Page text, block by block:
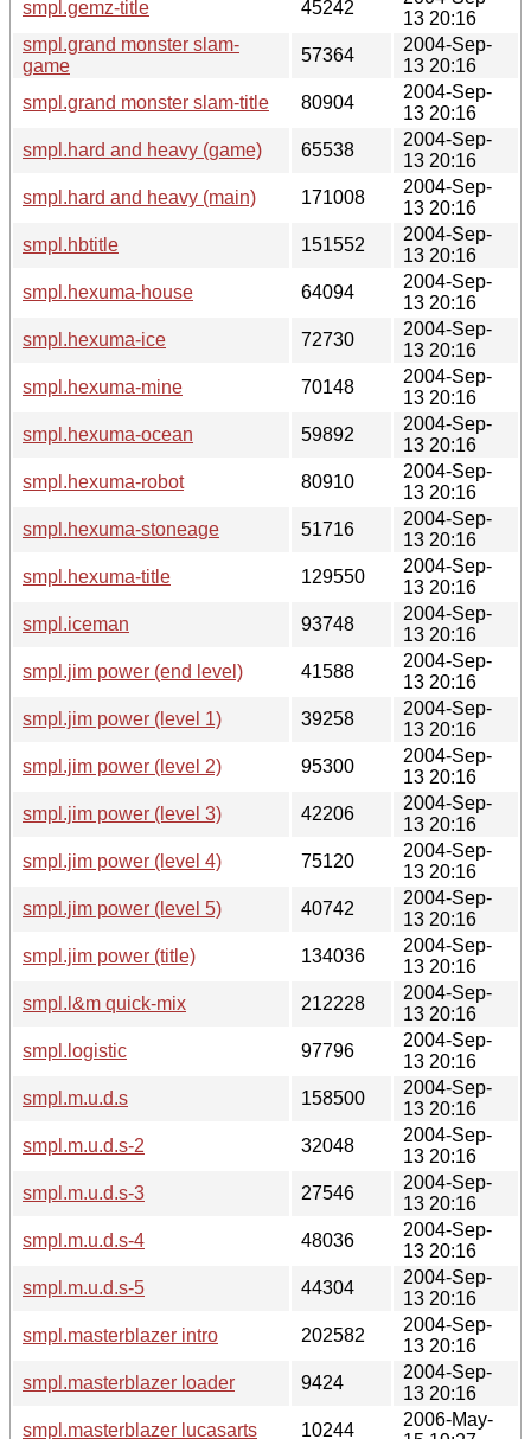
smpl.gemz-title 45242
13 20:16
smpl.grand monster slam-
game
57364
2004-Sep-
13 20:16
smpl.grand monster slam-title
80904
2004-Sep-
13 20:16
smpl.hard and heavy (game)
65538
2004-Sep-
13 20:16
smpl.hard and heavy (main)
171008
2004-Sep-
13 20:16
smpl.hbtitle
151552
2004-Sep-
13 20:16
smpl.hexuma-house
64094
2004-Sep-
13 20:16
smpl.hexuma-ice
72730
2004-Sep-
13 20:16
smpl.hexuma-mine
70148
2004-Sep-
13 20:16
smpl.hexuma-ocean
59892
2004-Sep-
13 20:16
smpl.hexuma-robot
80910
2004-Sep-
13 20:16
smpl.hexuma-stoneage
51716
2004-Sep-
13 20:16
smpl.hexuma-title
129550
2004-Sep-
13 20:16
smpl.iceman
93748
2004-Sep-
13 20:16
smpl.jim power (end level)
41588
2004-Sep-
13 20:16
smpl.jim power (level 1)
39258
2004-Sep-
13 20:16
smpl.jim power (level 2)
95300
2004-Sep-
13 20:16
smpl.jim power (level 3)
42206
2004-Sep-
13 20:16
smpl.jim power (level 4)
75120
2004-Sep-
13 20:16
smpl.jim power (level 5)
40742
2004-Sep-
13 20:16
smpl.jim power (title)
134036
2004-Sep-
13 20:16
smpl.l&m quick-mix
212228
2004-Sep-
13 20:16
smpl.logistic
97796
2004-Sep-
13 20:16
smpl.m.u.d.s
158500
2004-Sep-
13 20:16
smpl.m.u.d.s-2
32048
2004-Sep-
13 20:16
smpl.m.u.d.s-3
27546
2004-Sep-
13 20:16
smpl.m.u.d.s-4
48036
2004-Sep-
13 20:16
smpl.m.u.d.s-5
44304
2004-Sep-
13 20:16
smpl.masterblazer intro
202582
2004-Sep-
13 20:16
smpl.masterblazer loader
9424
2004-Sep-
13 20:16
smpl.masterblazer lucasarts
10244
2006-May-